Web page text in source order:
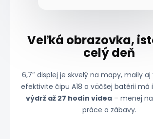
Veľká obrazovka,
celý deň
6,7″ displej je skvelý na mapy, maily
efektivite čipu A18 a väčšej batérii má
výdrž až 27 hodín videa– menej
práce a zábavy.